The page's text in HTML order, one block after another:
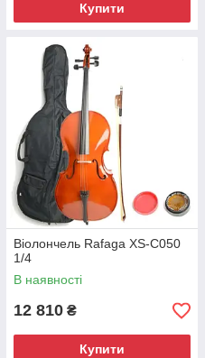
Купити
Віолончель Rafaga XS-C050
1/4
В наявності
12 810 ₴
Купити